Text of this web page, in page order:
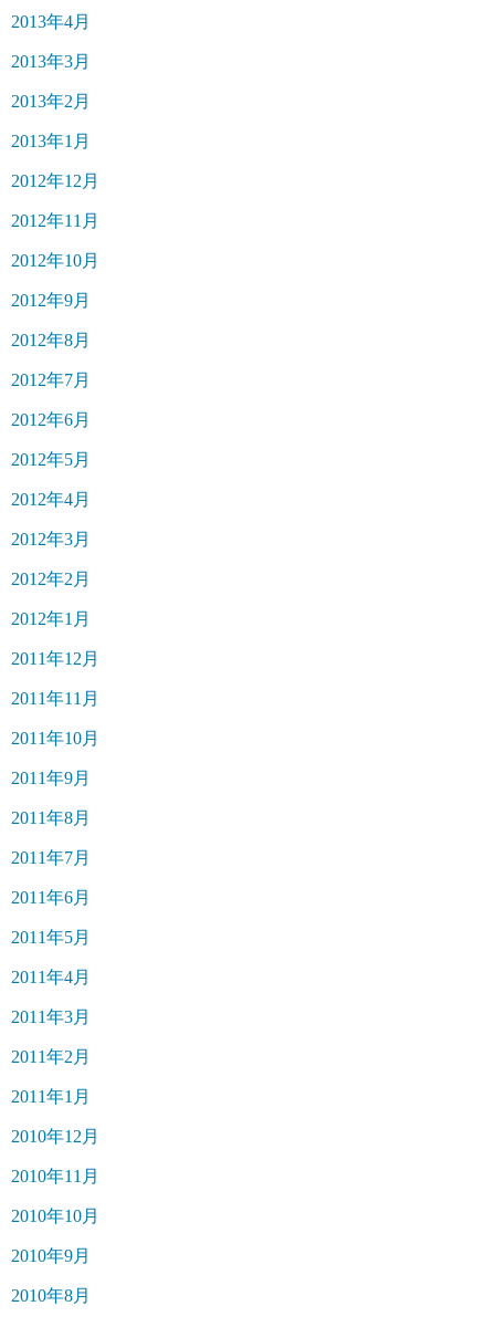
2013年4月
2013年3月
2013年2月
2013年1月
2012年12月
2012年11月
2012年10月
2012年9月
2012年8月
2012年7月
2012年6月
2012年5月
2012年4月
2012年3月
2012年2月
2012年1月
2011年12月
2011年11月
2011年10月
2011年9月
2011年8月
2011年7月
2011年6月
2011年5月
2011年4月
2011年3月
2011年2月
2011年1月
2010年12月
2010年11月
2010年10月
2010年9月
2010年8月